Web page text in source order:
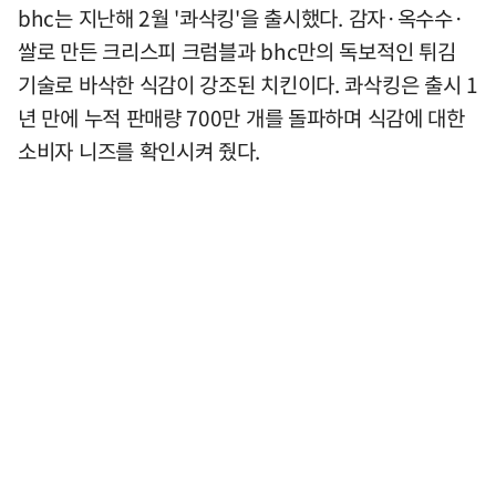
bhc는 지난해 2월 '콰삭킹'을 출시했다. 감자·옥수수·
쌀로 만든 크리스피 크럼블과 bhc만의 독보적인 튀김
기술로 바삭한 식감이 강조된 치킨이다. 콰삭킹은 출시 1
년 만에 누적 판매량 700만 개를 돌파하며 식감에 대한
소비자 니즈를 확인시켜 줬다.